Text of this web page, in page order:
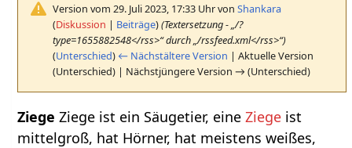
Version vom 29. Juli 2023, 17:33 Uhr vonShankara
(Diskussion | Beiträge)(Textersetzung - „/?
type=1655882548</rss>“ durch „/rssfeed.xml</rss>“)
(Unterschied) ← Nächstältere Version | Aktuelle Version
(Unterschied) | Nächstjüngere Version → (Unterschied)
Ziege ist ein Säugetier, eineZiege ist
mittelgroß, hat Hörner, hat meistens weißes,